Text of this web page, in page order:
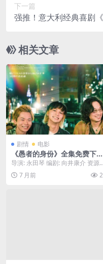
下一篇
强推！意大利经典喜剧
相关文章
剧情 电影
《愚者的身份》全集免费下载-
2025-最新同步上线 – 惊悚 –
[JP][夸克网盘/百度网盘]
导演: 永田琴 编剧: 向井康介 资源
载：愚者的身份下载阿里云盘,百度
云盘,免...
7 月前